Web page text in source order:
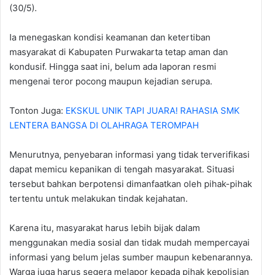
(30/5).
Ia menegaskan kondisi keamanan dan ketertiban
masyarakat di Kabupaten Purwakarta tetap aman dan
kondusif. Hingga saat ini, belum ada laporan resmi
mengenai teror pocong maupun kejadian serupa.
Tonton Juga: EKSKUL UNIK TAPI JUARA! RAHASIA SMK
LENTERA BANGSA DI OLAHRAGA TEROMPAH
Menurutnya, penyebaran informasi yang tidak terverifikasi
dapat memicu kepanikan di tengah masyarakat. Situasi
tersebut bahkan berpotensi dimanfaatkan oleh pihak-pihak
tertentu untuk melakukan tindak kejahatan.
Karena itu, masyarakat harus lebih bijak dalam
menggunakan media sosial dan tidak mudah mempercayai
informasi yang belum jelas sumber maupun kebenarannya.
Warga juga harus segera melapor kepada pihak kepolisian